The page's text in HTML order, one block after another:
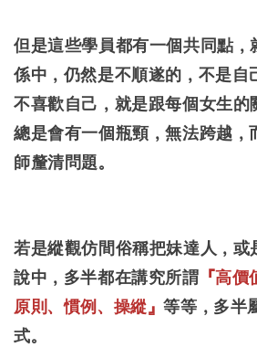
但是這些學員都有一個共同點，
係中，仍然是不順遂的，不是自
不喜歡自己，就是跟每個女生的
總是會有一個瓶頸，無法跨越，
師釐清問題。
若是縱觀仿間俗稱把妹達人，或
說中，多半都在講究所謂 『高
原則、慣例、操縱』等等，多半
式。